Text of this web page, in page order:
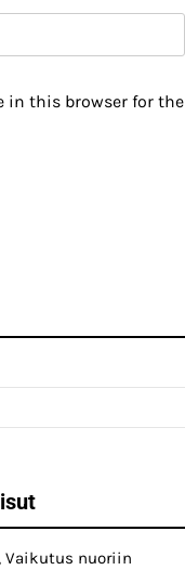
in this browser for the
Vaikutus nuoriin